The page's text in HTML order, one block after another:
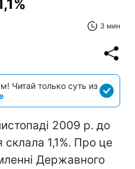
3 мин
Читай только суть из
2009 р. до
1,1%. Про це
Державного